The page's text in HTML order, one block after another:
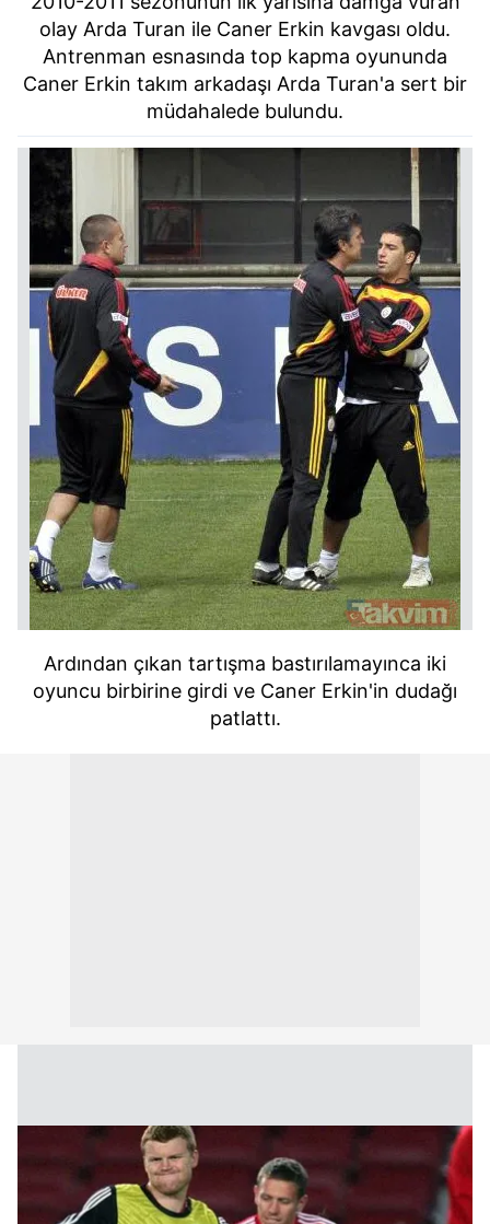
olay Arda Turan ile Caner Erkin kavgası oldu.
Antrenman esnasında top kapma oyununda
Caner Erkin takım arkadaşı Arda Turan'a sert bir
müdahalede bulundu.
Ardından çıkan tartışma bastırılamayınca iki
oyuncu birbirine girdi ve Caner Erkin'in dudağı
patlattı.